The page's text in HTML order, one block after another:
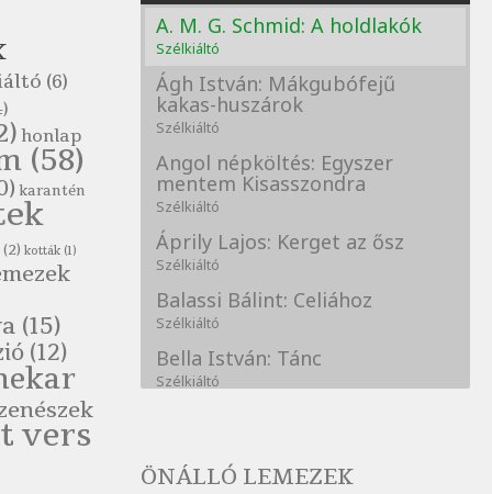
A. M. G. Schmid: A holdlakók
Szélkiáltó
Ágh István: Mákgubófejű
kakas-huszárok
Szélkiáltó
Angol népköltés: Egyszer
mentem Kisasszondra
Szélkiáltó
Áprily Lajos: Kerget az ősz
Szélkiáltó
Balassi Bálint: Celiához
Szélkiáltó
Bella István: Tánc
Szélkiáltó
Szélkiáltó
ÖNÁLLÓ LEMEZEK
(6)
honlap
(58)
karantén
(2) kották (1)
(15)
(12)
vers